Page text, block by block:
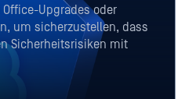
Upgrades oder
um sicherzustellen, dass
Sicherheitsrisiken mit